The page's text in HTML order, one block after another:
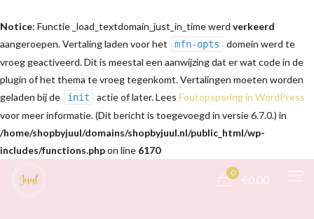
Notice: Functie _load_textdomain_just_in_time werd verkeerd
aangeroepen. Vertaling laden voor het
mfn-opts
domein werd te
vroeg geactiveerd. Dit is meestal een aanwijzing dat er wat code in de
plugin of het thema te vroeg tegenkomt. Vertalingen moeten worden
geladen bij de
init actie of later. Lees Foutopsporing in WordPress
voor meer informatie. (Dit bericht is toegevoegd in versie 6.7.0.) in
/home/shopbyjuul/domains/shopbyjuul.nl/public_html/wp-
includes/functions.phpon line 6170
0
€0,00